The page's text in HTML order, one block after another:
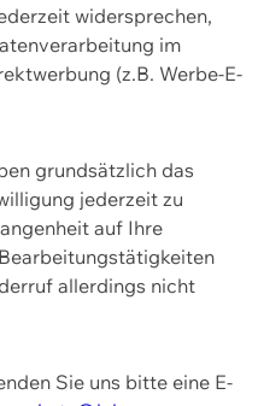
widersprechen,
im
(z.B. Werbe-E-
grundsätzlich das
jederzeit zu
auf Ihre
allerdings nicht
Sie uns bitte eine E-